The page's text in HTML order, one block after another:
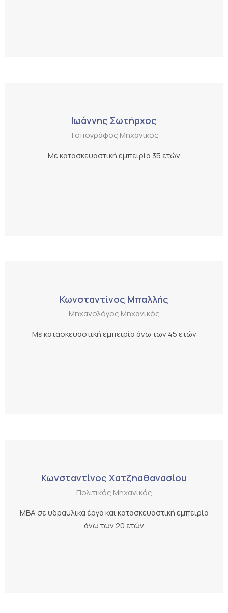
Ιωάννης Σωτήρχος
Τοπογράφος Μηχανικός
Με κατασκευαστική εμπειρία 35 ετών
Κωνσταντίνος Μπαλλής
Μηχανολόγος Μηχανικός
Με κατασκευαστική εμπειρία άνω των 45 ετών
Κωνσταντίνος Χατζηαθανασίου
Πολιτικός Μηχανικός
MBA σε υδραυλικά έργα και κατασκευαστική εμπειρία
άνω των 20 ετών